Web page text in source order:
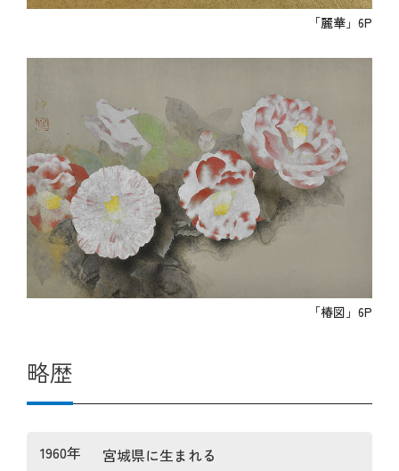
「麗華」6P
「椿図」6P
略歴
1960年 宮城県に生まれる